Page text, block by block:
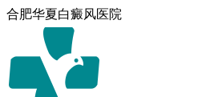
合肥华夏白癜风医院